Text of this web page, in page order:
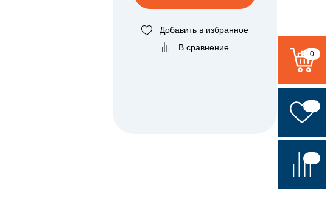
Добавить в избранное
В сравнение
0